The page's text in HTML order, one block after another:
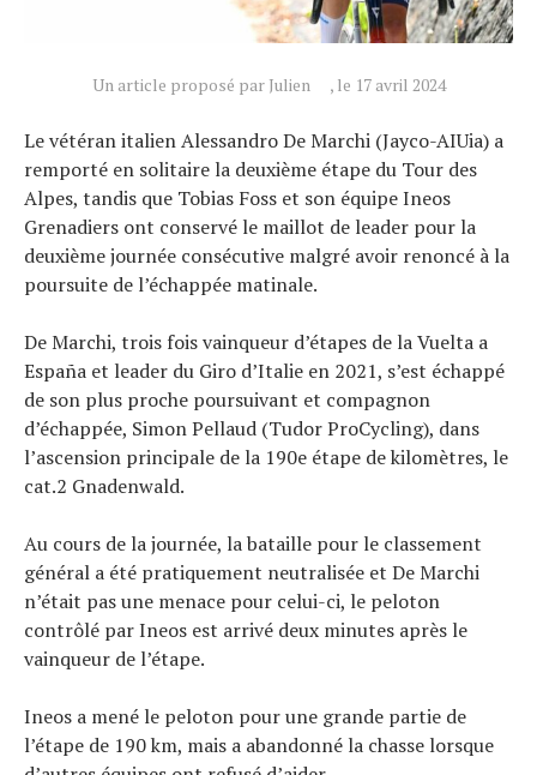
Un article proposé par Julien , le 17 avril 2024
Le vétéran italien Alessandro De Marchi (Jayco-AIUia) a
remporté en solitaire la deuxième étape du Tour des
Alpes, tandis que Tobias Foss et son équipe Ineos
Grenadiers ont conservé le maillot de leader pour la
deuxième journée consécutive malgré avoir renoncé à la
poursuite de l’échappée matinale.
De Marchi, trois fois vainqueur d’étapes de la Vuelta a
España et leader du Giro d’Italie en 2021, s’est échappé
de son plus proche poursuivant et compagnon
d’échappée, Simon Pellaud (Tudor ProCycling), dans
l’ascension principale de la 190e étape de kilomètres, le
cat.2 Gnadenwald.
Au cours de la journée, la bataille pour le classement
général a été pratiquement neutralisée et De Marchi
n’était pas une menace pour celui-ci, le peloton
contrôlé par Ineos est arrivé deux minutes après le
vainqueur de l’étape.
Ineos a mené le peloton pour une grande partie de
l’étape de 190 km, mais a abandonné la chasse lorsque
Tests de produits
Tendances
Tous nos articles
À propos